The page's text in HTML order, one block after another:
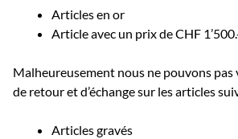
Articles en or
Article avec un prix de CHF
Malheureusement nous ne pouvons
de retour et d’échange sur les articles
Articles gravés